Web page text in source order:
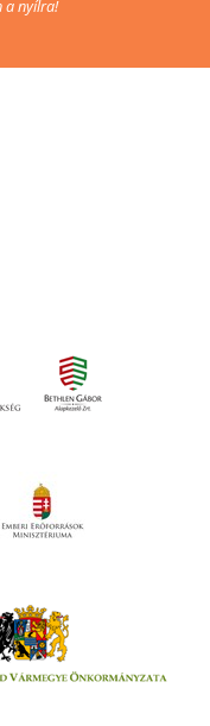
a nyílra!